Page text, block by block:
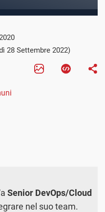
28 Settembre 2022)
Senior DevOps/Cloud
nel suo team.